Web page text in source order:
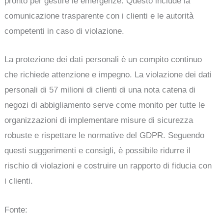
comunicazione trasparente con i clienti e le autorità
competenti in caso di violazione.
La protezione dei dati personali è un compito continuo
che richiede attenzione e impegno. La violazione dei dati
personali di 57 milioni di clienti di una nota catena di
negozi di abbigliamento serve come monito per tutte le
organizzazioni di implementare misure di sicurezza
robuste e rispettare le normative del GDPR. Seguendo
questi suggerimenti e consigli, è possibile ridurre il
rischio di violazioni e costruire un rapporto di fiducia con
i clienti.
Fonte: